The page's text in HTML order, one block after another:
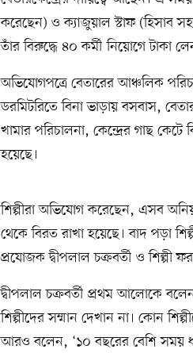
করেছেন) ও ক্যাজুয়াল স্টাফ (হিসাব
তাঁর বিরুদ্ধে ৪০ কর্মী নিয়োগে টাকা
অভিযোগপত্রে বেতারের আঞ্চলিক
ডরমিটরিতে বিনা ভাড়ায় বসবাস,
খামার পরিচালনা, কেন্দ্রের গাছ
হয়েছে।
শিল্পীরা অভিযোগ করেছেন, এসব
থেকে বিরত রাখা হয়েছে। বাদ পড়া
প্রযোজক দ্বীপলাল চক্রবর্তী ও শিল্পী
দ্বীপলাল চক্রবর্তী প্রথম আলোকে
শিল্পীদের সম্মান দেখান না। কোন
আরও বলেন, ‘১০ বছরের বেশি সময়